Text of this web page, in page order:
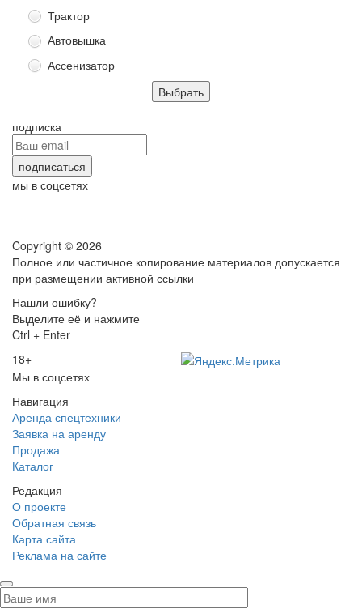
Трактор
Автовышка
Ассенизатор
подписка
мы в соцсетях
Copyright © 2026
Полное или частичное копирование материалов допускается
при размещении активной ссылки
Нашли ошибку?
Выделите её и нажмите
Ctrl + Enter
18+
Мы в соцсетях
Навигация
Аренда спецтехники
Заявка на аренду
Продажа
Каталог
Редакция
О проекте
Обратная связь
Карта сайта
Реклама на сайте